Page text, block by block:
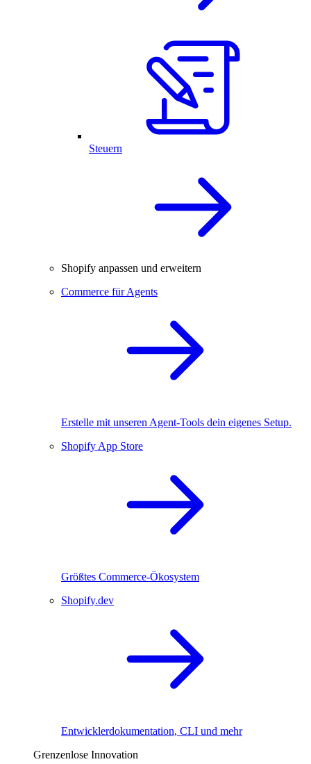
Steuern
Shopify anpassen und erweitern
Commerce für Agents
Erstelle mit unseren Agent-Tools dein eigenes Setup.
Shopify App Store
Größtes Commerce-Ökosystem
Shopify.dev
Entwicklerdokumentation, CLI und mehr
Grenzenlose Innovation